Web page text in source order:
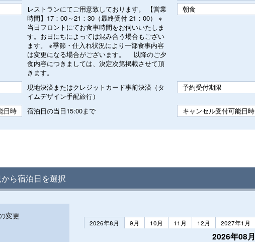
レストランにてご用意致しております。 【営業
時間】17：00～21：30（最終受付 21：00） ※
当日フロントにてお食事時間をお伺いいたしま
す。お日にちによっては混み合う場合もござい
ます。 ※季節・仕入れ状況により一部食事内容
は変更になる場合がございます。 以降のご夕
食内容につきましては、決定次第掲載させて頂
きます。
朝食
現地決済またはクレジットカード事前決済（タ
イムデザイン手配旅行）
予約受付期限
日時 宿泊日の当日15:00まで キャンセル受付可能日時
ら宿泊日を選択
変更
2026年8月
9月 10月 11月 12月 2027年1月
2026年08月